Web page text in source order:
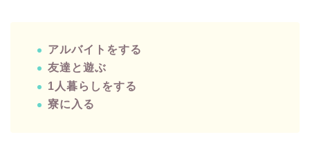
アルバイトをする
友達と遊ぶ
1人暮らしをする
寮に入る